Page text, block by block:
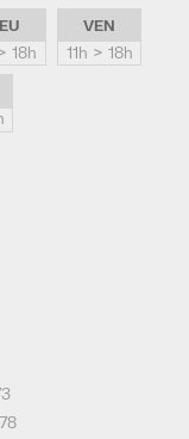
18h
VEN
11h > 18h